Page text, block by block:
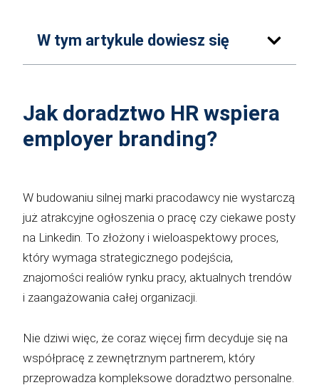
W tym artykule dowiesz się
Jak doradztwo HR wspiera
employer branding?
W budowaniu silnej marki pracodawcy nie wystarczą
już atrakcyjne ogłoszenia o pracę czy ciekawe posty
na Linkedin. To złożony i wieloaspektowy proces,
który wymaga strategicznego podejścia,
znajomości realiów rynku pracy, aktualnych trendów
i zaangażowania całej organizacji.
Nie dziwi więc, że coraz więcej firm decyduje się na
współpracę z zewnętrznym partnerem, który
przeprowadza kompleksowe doradztwo personalne.